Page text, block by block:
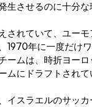
させるのに十分な
れていて、ユー
年に一度だけ
ームは、時折ヨー
ムにドラフトされて
イスラエルのサッ